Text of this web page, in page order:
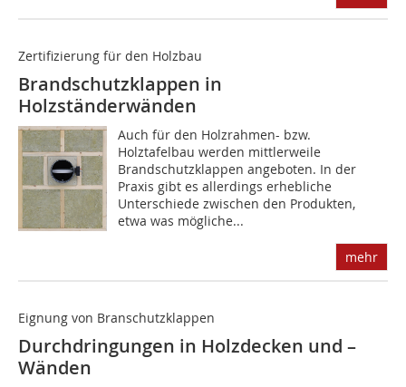
Zertifizierung für den Holzbau
Brandschutzklappen in
Holzständerwänden
Auch für den Holzrahmen- bzw.
Holztafelbau werden mittlerweile
Brandschutzklappen angeboten. In der
Praxis gibt es allerdings erhebliche
Unterschiede zwischen den Produkten,
etwa was mögliche...
mehr
Eignung von Branschutzklappen
Durchdringungen in Holzdecken und –
Wänden